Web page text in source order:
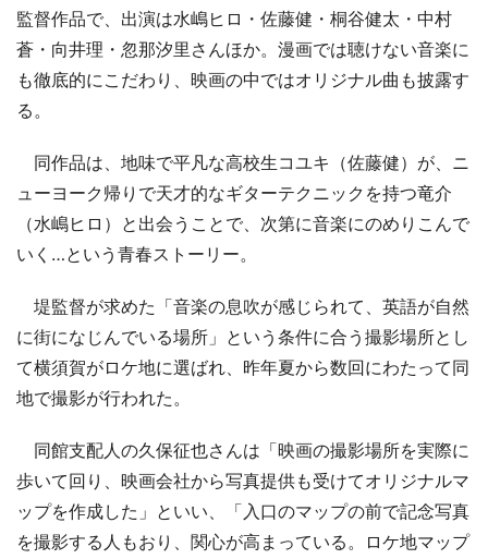
監督作品で、出演は水嶋ヒロ・佐藤健・桐谷健太・中村
蒼・向井理・忽那汐里さんほか。漫画では聴けない音楽に
も徹底的にこだわり、映画の中ではオリジナル曲も披露す
る。
同作品は、地味で平凡な高校生コユキ（佐藤健）が、ニ
ューヨーク帰りで天才的なギターテクニックを持つ竜介
（水嶋ヒロ）と出会うことで、次第に音楽にのめりこんで
いく…という青春ストーリー。
堤監督が求めた「音楽の息吹が感じられて、英語が自然
に街になじんでいる場所」という条件に合う撮影場所とし
て横須賀がロケ地に選ばれ、昨年夏から数回にわたって同
地で撮影が行われた。
同館支配人の久保征也さんは「映画の撮影場所を実際に
歩いて回り、映画会社から写真提供も受けてオリジナルマ
ップを作成した」といい、「入口のマップの前で記念写真
を撮影する人もおり、関心が高まっている。ロケ地マップ